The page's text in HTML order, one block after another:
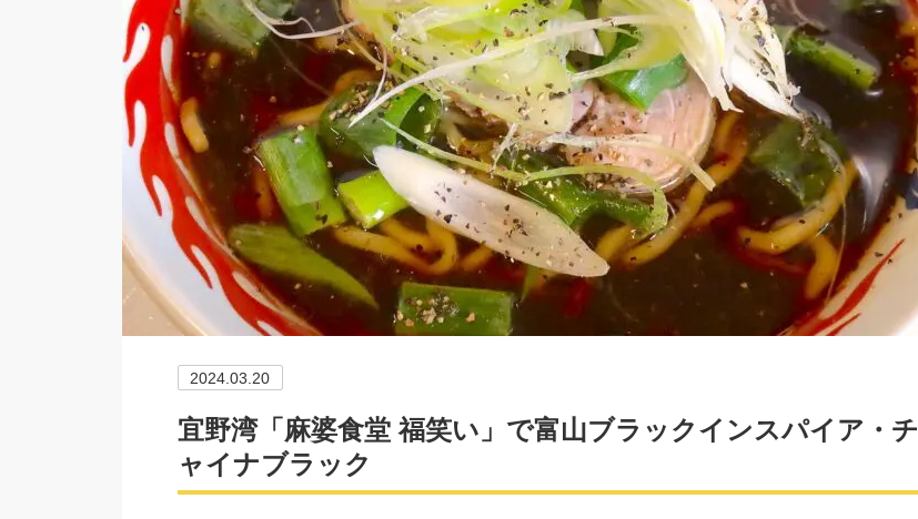
2024.03.20
宜野湾「麻婆食堂 福笑い」で富山ブラックインスパイア・チ
ャイナブラック